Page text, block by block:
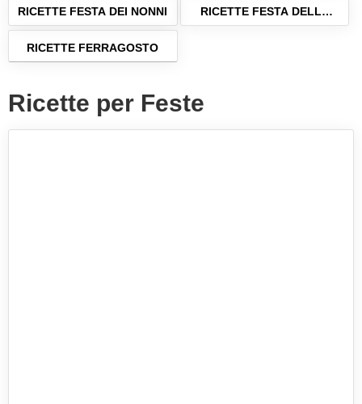
RICETTE FESTA DEI NONNI
RICETTE FESTA DELLA
DONNA
RICETTE FERRAGOSTO
Ricette per Feste